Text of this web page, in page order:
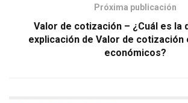
Próxima publicación
Valor de cotización – ¿Cuál es la
explicación de Valor de cotización
económicos?